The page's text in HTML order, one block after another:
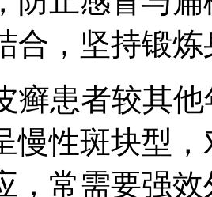
合，坚持锻
患者较其他
慢性斑块型
，常需要强